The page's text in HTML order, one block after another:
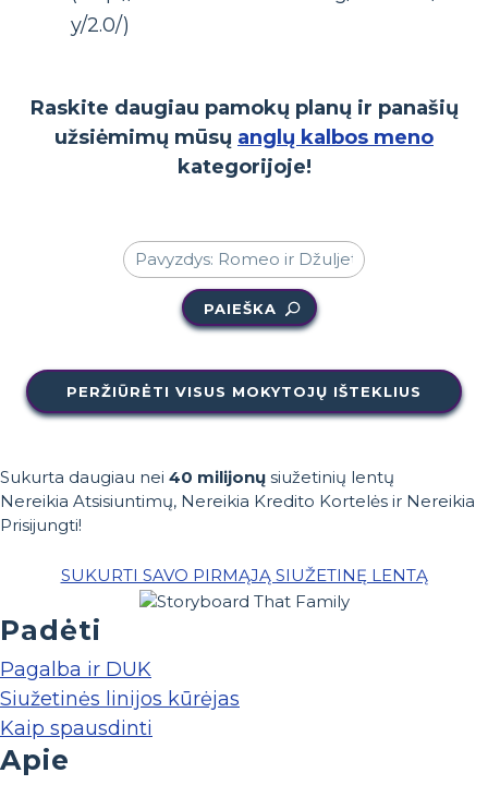
y/2.0/)
Raskite daugiau pamokų planų ir panašių
užsiėmimų mūsų anglų kalbos meno
kategorijoje!
PAIEŠKA
PERŽIŪRĖTI VISUS MOKYTOJŲ IŠTEKLIUS
Sukurta daugiau nei 40 milijonų siužetinių lentų
Nereikia Atsisiuntimų, Nereikia Kredito Kortelės ir Nereikia
Prisijungti!
SUKURTI SAVO PIRMĄJĄ SIUŽETINĘ LENTĄ
Padėti
Pagalba ir DUK
Siužetinės linijos kūrėjas
Kaip spausdinti
Apie